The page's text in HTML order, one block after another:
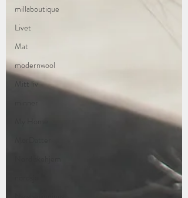
millaboutique
Livet
Mat
modernwool
Mitt liv